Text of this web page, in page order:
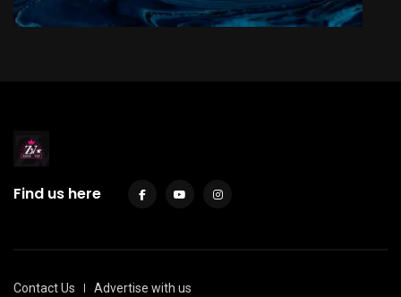
Find us here
Contact Us Advertise with us